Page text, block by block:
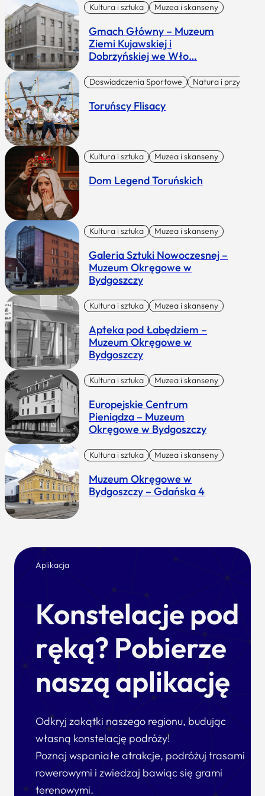
Kultura i sztuka Muzea i skanseny
Gmach Główny – Muzeum
Ziemi Kujawskiej i
Dobrzyńskiej we Wło…
Doswiadczenia Sportowe Natura i przygoda
Toruńscy Flisacy
Kultura i sztuka Muzea i skanseny
Dom Legend Toruńskich
Kultura i sztuka Muzea i skanseny
Galeria Sztuki Nowoczesnej –
Muzeum Okręgowe w
Bydgoszczy
Kultura i sztuka Muzea i skanseny
Apteka pod Łabędziem –
Muzeum Okręgowe w
Bydgoszczy
Kultura i sztuka Muzea i skanseny
Europejskie Centrum
Pieniądza – Muzeum
Okręgowe w Bydgoszczy
Kultura i sztuka Muzea i skanseny
Muzeum Okręgowe w
Bydgoszczy – Gdańska 4
Aplikacja
Konstelacje pod
ręką? Pobierze
naszą aplikację
Odkryj zakątki naszego regionu, budując
własną konstelację podróży!
Poznaj wspaniałe atrakcje, podróżuj trasami
rowerowymi i zwiedzaj bawiąc się grami
terenowymi.